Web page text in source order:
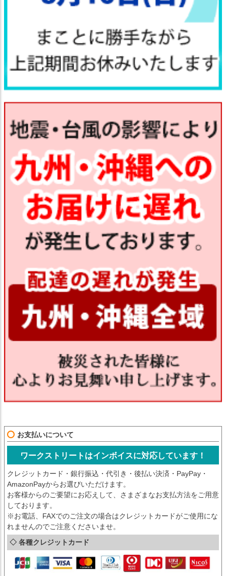
お支払いについて
ワークストリートはインボイスに対応しています！
クレジットカード・銀行振込・代引き・後払い決済・PayPay・
AmazonPayからお選びいただけます。
お客様からのご要望にお応えして、さまざまなお支払方法をご用意
しております。
※お電話、FAXでのご注文の場合はクレジットカードがご使用にな
れませんのでご注意くださいませ。
◇ 各種クレジットカード